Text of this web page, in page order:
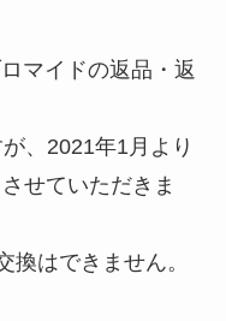
マイドの返品・返
、2021年1月より
せていただきま
換はできません。